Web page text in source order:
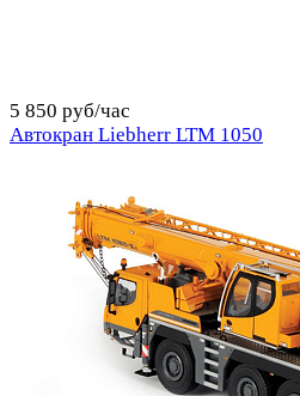
5 850 руб/час
Автокран Liebherr LTM 1050